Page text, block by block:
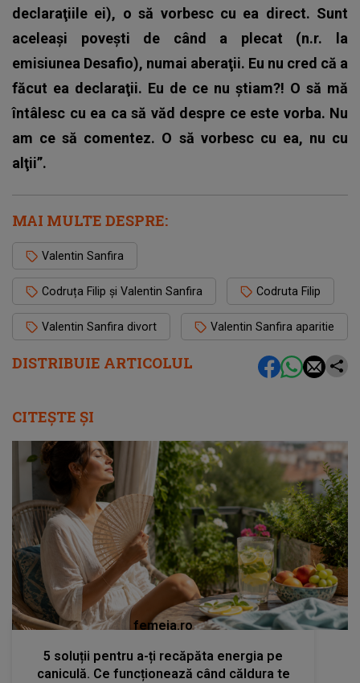
DISTRIBUIE ARTICOLUL
declaraţiile ei), o să vorbesc cu ea direct. Sunt
aceleaşi poveşti de când a plecat (n.r. la
emisiunea Desafio), numai aberaţii. Eu nu cred că a
făcut ea declaraţii. Eu de ce nu ştiam?! O să mă
întâlesc cu ea ca să văd despre ce este vorba. Nu
am ce să comentez. O să vorbesc cu ea, nu cu
alţii”.
MAI MULTE DESPRE:
Valentin Sanfira
Codruța Filip și Valentin Sanfira Codruta Filip
Valentin Sanfira divort Valentin Sanfira aparitie
CITEȘTE ȘI
femeia.ro
5 soluții pentru a-ți recăpăta energia pe
caniculă. Ce funcționează când căldura te